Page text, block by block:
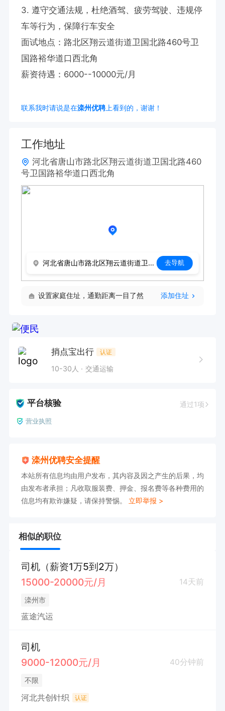
3. 遵守交通法规，杜绝酒驾、疲劳驾驶、违规停
车等行为，保障行车安全
面试地点：路北区翔云道街道卫国北路460号卫
国路裕华道口西北角
薪资待遇：6000--10000元/月
联系我时请说是在滦州优聘上看到的，谢谢！
工作地址
河北省唐山市路北区翔云道街道卫国北路460
号卫国路裕华道口西北角
河北省唐山市路北区翔云道街道卫国北路460号卫国路裕华道口西北角 去导航
设置家庭住址，通勤距离一目了然 添加住址
捎点宝出行 认证
10-30人 交通运输
平台核验 通过1项
营业执照
滦州优聘安全提醒
本站所有信息均由用户发布，其内容及因之产生的后果，均
由发布者承担；凡收取服装费、押金、报名费等各种费用的
信息均有欺诈嫌疑，请保持警惕。 立即举报 >
相似的职位
司机（薪资1万5到2万）
15000-20000元/月
14天前
滦州市
蓝途汽运
司机
9000-12000元/月
40分钟前
不限
河北共创针织 认证